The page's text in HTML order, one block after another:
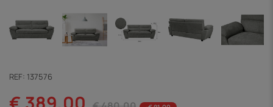
REF: 137576